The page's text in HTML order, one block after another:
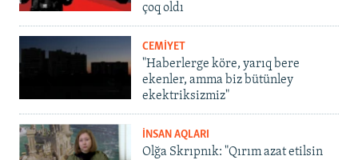
çoq oldı
CEMİYET
"Haberlerge köre, yarıq bere
ekenler, amma biz bütünley
ekektriksizmiz"
İNSAN AQLARI
Olğa Skrıpnık: "Qırım azat etilsin